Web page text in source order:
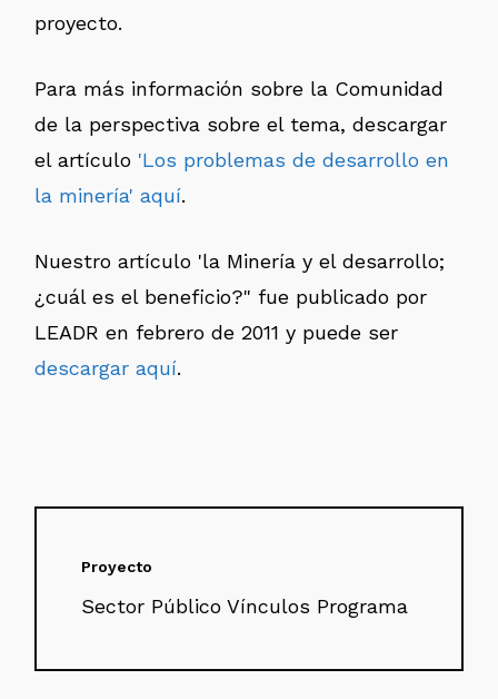
proyecto.
Para más información sobre la Comunidad
de la perspectiva sobre el tema, descargar
el artículo 'Los problemas de desarrollo en
la minería' aquí.
Nuestro artículo 'la Minería y el desarrollo;
¿cuál es el beneficio?" fue publicado por
LEADR en febrero de 2011 y puede ser
descargar aquí.
Proyecto
Sector Público Vínculos Programa